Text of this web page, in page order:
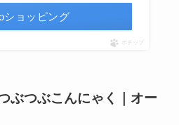
ショッピング
ポチップ
ぶつぶこんにゃく｜オー